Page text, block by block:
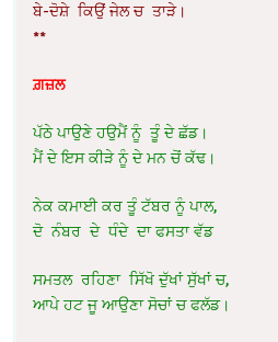
ਬੇ-ਦੋਸ਼ੇ ਕਿਉਂ ਜੇਲ ਚ ਤਾੜੇ।
**
ਗ਼ਜ਼ਲ
ਪੱਠੇ ਪਾਉਣੇ ਹਉਮੈਂ ਨੂੰ ਤੂੰ ਦੇ ਛੱਡ।
ਮੈਂ ਦੇ ਇਸ ਕੀੜੇ ਨੂੰ ਦੇ ਮਨ ਚੋਂ ਕੱਢ।
ਨੇਕ ਕਮਾਈ ਕਰ ਤੂੰ ਟੱਬਰ ਨੂੰ ਪਾਲ,
ਦੋ ਨੰਬਰ ਦੇ ਧੰਦੇ ਦਾ ਫਸਤਾ ਵੱਡ
ਸਮਤਲ ਰਹਿਣਾ ਸਿੱਖੋ ਦੁੱਖਾਂ ਸੁੱਖਾਂ ਚ,
ਆਪੇ ਹਟ ਜੂ ਆਉਣਾ ਸੋਚਾਂ ਚ ਫਲੱਡ।